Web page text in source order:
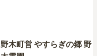
野木町営 やすらぎの郷 野